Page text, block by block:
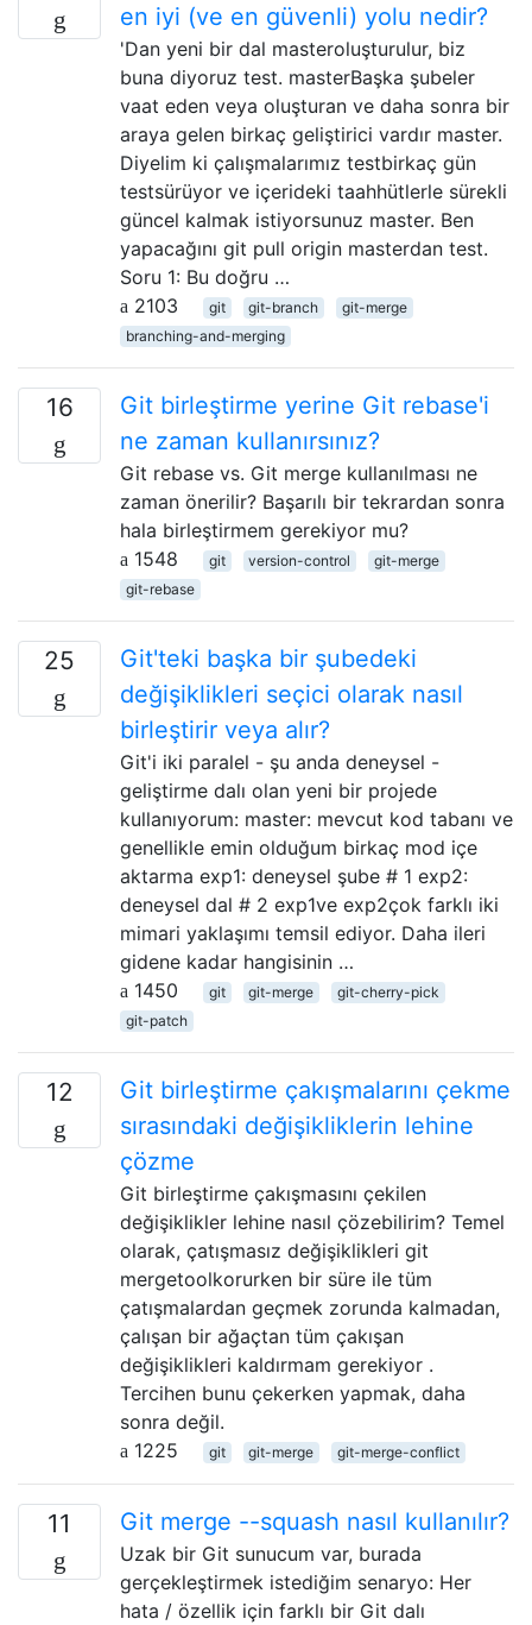
en iyi (ve en güvenli) yolu nedir?
'Dan yeni bir dal masteroluşturulur, biz
buna diyoruz test. masterBaşka şubeler
vaat eden veya oluşturan ve daha sonra bir
araya gelen birkaç geliştirici vardır master.
Diyelim ki çalışmalarımız testbirkaç gün
testsürüyor ve içerideki taahhütlerle sürekli
güncel kalmak istiyorsunuz master. Ben
yapacağını git pull origin masterdan test.
Soru 1: Bu doğru …
2103
git git-branch
git-merge
branching-and-merging
16
Git birleştirme yerine Git rebase'i
ne zaman kullanırsınız?
Git rebase vs. Git merge kullanılması ne
zaman önerilir? Başarılı bir tekrardan sonra
hala birleştirmem gerekiyor mu?
1548
git version-control
git-merge
git-rebase
25
Git'teki başka bir şubedeki
değişiklikleri seçici olarak nasıl
birleştirir veya alır?
Git'i iki paralel - şu anda deneysel -
geliştirme dalı olan yeni bir projede
kullanıyorum: master: mevcut kod tabanı ve
genellikle emin olduğum birkaç mod içe
aktarma exp1: deneysel şube # 1 exp2:
deneysel dal # 2 exp1ve exp2çok farklı iki
mimari yaklaşımı temsil ediyor. Daha ileri
gidene kadar hangisinin …
1450
git git-merge
git-cherry-pick
git-patch
12
Git birleştirme çakışmalarını çekme
sırasındaki değişikliklerin lehine
çözme
Git birleştirme çakışmasını çekilen
değişiklikler lehine nasıl çözebilirim? Temel
olarak, çatışmasız değişiklikleri git
mergetoolkorurken bir süre ile tüm
çatışmalardan geçmek zorunda kalmadan,
çalışan bir ağaçtan tüm çakışan
değişiklikleri kaldırmam gerekiyor .
Tercihen bunu çekerken yapmak, daha
sonra değil.
1225
git git-merge git-merge-conflict
11 Git merge --squash nasıl kullanılır?
Uzak bir Git sunucum var, burada
gerçekleştirmek istediğim senaryo: Her
hata / özellik için farklı bir Git dalı